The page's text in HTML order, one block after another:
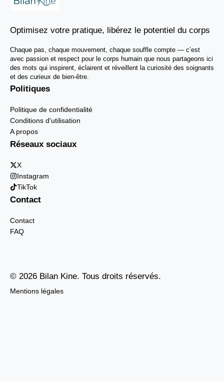
Optimisez votre pratique, libérez le potentiel du corps
Chaque pas, chaque mouvement, chaque souffle compte — c’est
avec passion et respect pour le corps humain que nous partageons ici
des mots qui inspirent, éclairent et réveillent la curiosité des soignants
et des curieux de bien-être.
Politiques
Politique de confidentialité
Conditions d'utilisation
A propos
Réseaux sociaux
X
Instagram
TikTok
Contact
Contact
FAQ
© 2026 Bilan Kine. Tous droits réservés.
Mentions légales